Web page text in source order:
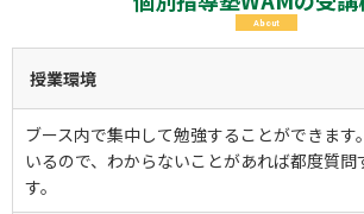
About
授業環境
ブース内で集中して勉強することができま
いるので、わからないことがあれば都度質問
す。